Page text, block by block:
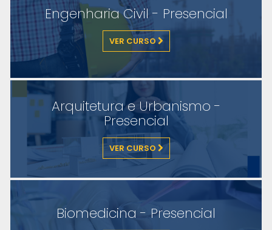
Engenharia Civil - Presencial
VER CURSO
Arquitetura e Urbanismo -
Presencial
VER CURSO
Biomedicina - Presencial